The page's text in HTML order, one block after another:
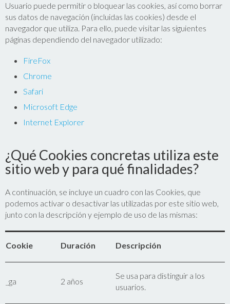
Usuario puede permitir o bloquear las cookies, así como borrar
sus datos de navegación (incluidas las cookies) desde el
navegador que utiliza. Para ello, puede visitar las siguientes
páginas dependiendo del navegador utilizado:
FireFox
Chrome
Safari
Microsoft Edge
Internet Explorer
¿Qué Cookies concretas utiliza este
sitio web y para qué finalidades?
A continuación, se incluye un cuadro con las Cookies, que
podemos activar o desactivar las utilizadas por este sitio web,
junto con la descripción y ejemplo de uso de las mismas:
Cookie Duración Descripción
_ga 2 años
Se usa para distinguir a los
usuarios.